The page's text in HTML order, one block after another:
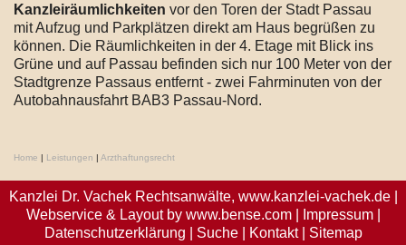
Kanzleiräumlichkeiten vor den Toren der Stadt Passau
mit Aufzug und Parkplätzen direkt am Haus begrüßen zu
können. Die Räumlichkeiten in der 4. Etage mit Blick ins
Grüne und auf Passau befinden sich nur 100 Meter von der
Stadtgrenze Passaus entfernt - zwei Fahrminuten von der
Autobahnausfahrt BAB3 Passau-Nord.
Home | Leistungen | Arzthaftungsrecht
Kanzlei Dr. Vachek Rechtsanwälte, www.kanzlei-vachek.de|
Webservice & Layout by www.bense.com| Impressum|
Datenschutzerklärung
Suche| Kontakt| Sitemap